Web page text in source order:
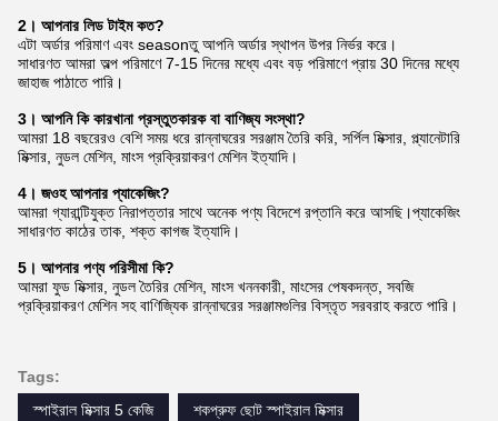
2। আপনার লিড টাইম কত?
এটা অর্ডার পরিমাণ এবং seasonতু আপনি অর্ডার স্থাপন উপর নির্ভর করে।
সাধারণত আমরা অল্প পরিমাণে 7-15 দিনের মধ্যে এবং বড় পরিমাণে প্রায় 30 দিনের মধ্যে
জাহাজ পাঠাতে পারি।
3। আপনি কি কারখানা প্রস্তুতকারক বা বাণিজ্য সংস্থা?
আমরা 18 বছরেরও বেশি সময় ধরে রান্নাঘরের সরঞ্জাম তৈরি করি, সর্পিল মিক্সার, প্ল্যানেটারি
মিক্সার, নুডল মেশিন, মাংস প্রক্রিয়াকরণ মেশিন ইত্যাদি।
4। জওহ আপনার প্যাকেজিং?
আমরা গ্যারান্টিযুক্ত নিরাপত্তার সাথে অনেক পণ্য বিদেশে রপ্তানি করে আসছি।প্যাকেজিং
সাধারণত কাঠের তাক, শক্ত কাগজ ইত্যাদি।
5। আপনার পণ্য পরিসীমা কি?
আমরা ফুড মিক্সার, নুডল তৈরির মেশিন, মাংস খননকারী, মাংসের পেষকদন্ত, সবজি
প্রক্রিয়াকরণ মেশিন সহ বাণিজ্যিক রান্নাঘরের সরঞ্জামগুলির বিস্তৃত সরবরাহ করতে পারি।
Tags:
স্পাইরাল মিক্সার 5 কেজি
শকপ্রুফ ছোট স্পাইরাল মিক্সার